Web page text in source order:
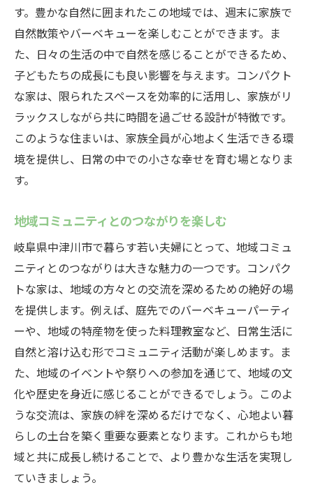
す。豊かな自然に囲まれたこの地域では、週末に家族で
自然散策やバーベキューを楽しむことができます。ま
た、日々の生活の中で自然を感じることができるため、
子どもたちの成長にも良い影響を与えます。コンパクト
な家は、限られたスペースを効率的に活用し、家族がリ
ラックスしながら共に時間を過ごせる設計が特徴です。
このような住まいは、家族全員が心地よく生活できる環
境を提供し、日常の中での小さな幸せを育む場となりま
す。
地域コミュニティとのつながりを楽しむ
岐阜県中津川市で暮らす若い夫婦にとって、地域コミュ
ニティとのつながりは大きな魅力の一つです。コンパク
トな家は、地域の方々との交流を深めるための絶好の場
を提供します。例えば、庭先でのバーベキューパーティ
ーや、地域の特産物を使った料理教室など、日常生活に
自然と溶け込む形でコミュニティ活動が楽しめます。ま
た、地域のイベントや祭りへの参加を通じて、地域の文
化や歴史を身近に感じることができるでしょう。このよ
うな交流は、家族の絆を深めるだけでなく、心地よい暮
らしの土台を築く重要な要素となります。これからも地
域と共に成長し続けることで、より豊かな生活を実現し
ていきましょう。